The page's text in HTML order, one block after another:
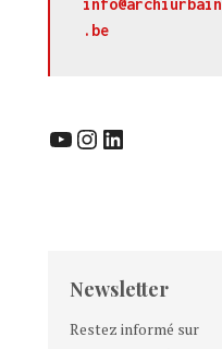
info@archiurbain
.be
YouTube InstagramLinkedIn
Newsletter
Restez informé sur